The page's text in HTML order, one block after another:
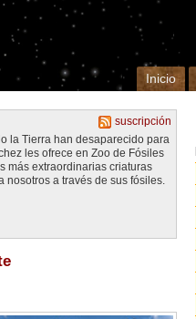
Inicio
suscripción
la Tierra han desaparecido para
les ofrece en Zoo de Fósiles
más extraordinarias criaturas
a través de sus fósiles.